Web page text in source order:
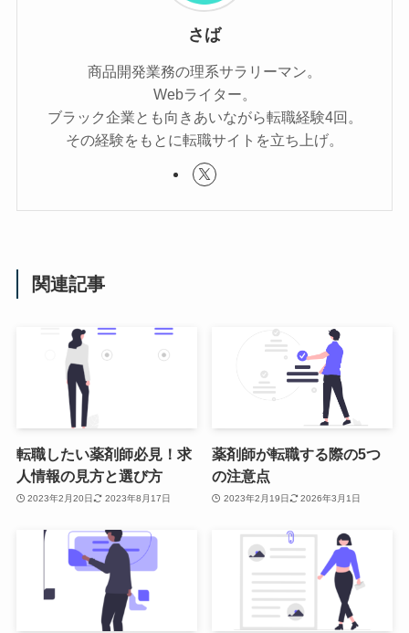
さば
商品開発業務の理系サラリーマン。
Webライター。
ブラック企業とも向きあいながら転職経験4回。
その経験をもとに転職サイトを立ち上げ。
関連記事
転職したい薬剤師必見！求
人情報の見方と選び方
2023年2月20日 2023年8月17日
薬剤師が転職する際の5つ
の注意点
2023年2月19日 2026年3月1日